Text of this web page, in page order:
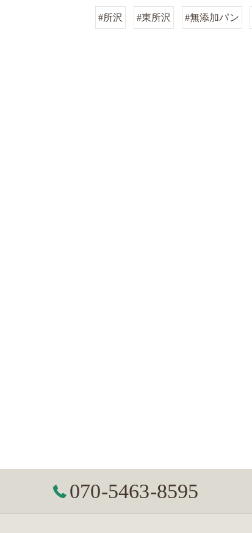
#所沢 #東所沢 #無添加パン
070-5463-8595